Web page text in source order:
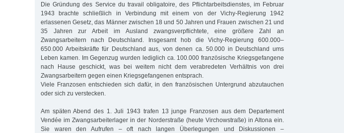
Die Gründung des Service du travail obligatoire, des Pflichtarbeitsdienstes, im Februar
1943 brachte schließlich in Verbindung mit einem von der Vichy-Regierung 1942
erlassenen Gesetz, das Männer zwischen 18 und 50 Jahren und Frauen zwischen 21 und
35 Jahren zur Arbeit im Ausland zwangsverpflichtete, eine größere Zahl an
Zwangsarbeitern nach Deutschland. Insgesamt hob die Vichy-Regierung 600.000–
650.000 Arbeitskräfte für Deutschland aus, von denen ca. 50.000 in Deutschland ums
Leben kamen. Im Gegenzug wurden lediglich ca. 100.000 französische Kriegsgefangene
nach Hause geschickt, was bei weitem nicht dem verabredeten Verhältnis von drei
Zwangsarbeitern gegen einen Kriegsgefangenen entsprach.
Viele Franzosen entschieden sich dafür, in den französischen Untergrund abzutauchen
oder sich zu verstecken.
Am späten Abend des 1. Juli 1943 trafen 13 junge Franzosen aus dem Departement
Vendée im Zwangsarbeiterlager in der Norderstraße (heute Virchowstraße) in Altona ein.
Sie waren den Aufrufen – oft nach langen Überlegungen und Diskussionen –